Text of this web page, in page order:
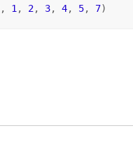
, 1 , 2, 3, 4, 5, 7)